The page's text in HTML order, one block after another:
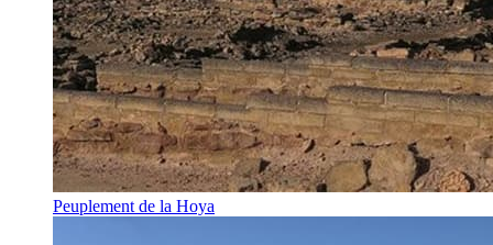
Peuplement de la Hoya